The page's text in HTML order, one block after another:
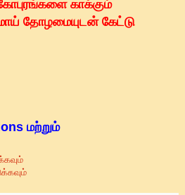
காக்கும்
தோழமையுடன் கேட்டு
மற்றும்